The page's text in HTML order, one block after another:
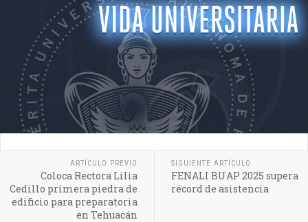
ARTÍCULO PREVIO
Coloca Rectora Lilia
Cedillo primera piedra de
edificio para preparatoria
en Tehuacán
SIGUIENTE ARTÍCULO
FENALI BUAP 2025 supera
récord de asistencia